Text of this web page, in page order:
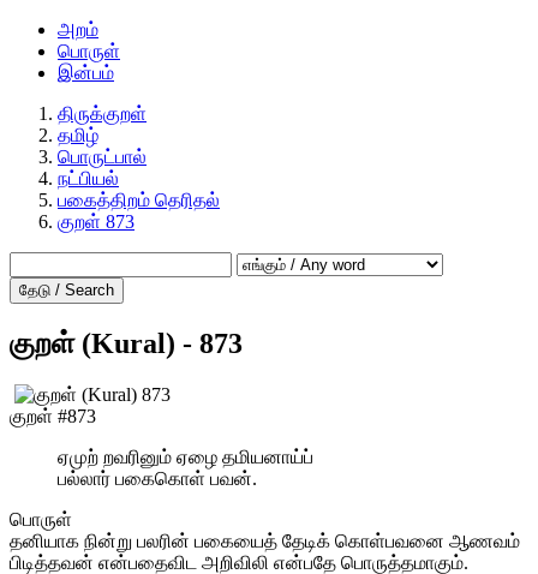
அறம்
பொருள்
இன்பம்
திருக்குறள்
தமிழ்
பொருட்பால்
நட்பியல்
பகைத்திறம் தெரிதல்
குறள் 873
தேடு / Search
குறள் (Kural) - 873
குறள் #873
ஏமுற் றவரினும் ஏழை தமியனாய்ப்
பல்லார் பகைகொள் பவன்.
பொருள்
தனியாக நின்று பலரின் பகையைத் தேடிக் கொள்பவனை ஆணவம்
பிடித்தவன் என்பதைவிட அறிவிலி என்பதே பொருத்தமாகும்.